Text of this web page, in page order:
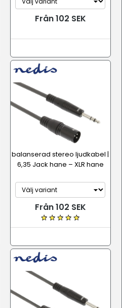
Från 102 SEK
balanserad stereo ljudkabel |
6,35 Jack hane – XLR hane
Från 102 SEK